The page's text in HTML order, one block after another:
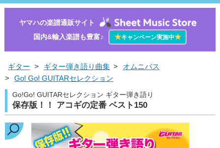
ヤマハの楽譜通販サイト
国内&輸入楽譜も豊富♪
★キャンペーン実施中★
ギター > ギター弾き語り曲集 >
オムニバス
>
Go! Go! GUITARセレクション
Go!Go! GUITARセレクション ギター弾き語り
保存版！！ アコギの定番 ベスト150